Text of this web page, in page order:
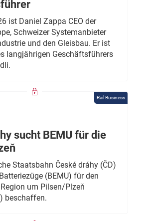
ist Daniel Zappa CEO der
Schweizer Systemanbieter
und den Gleisbau. Er ist
langjährigen Geschäftsführers
Rail Business
sucht BEMU für die
Staatsbahn České dráhy (ČD)
(BEMU) für den
um Pilsen/Plzeň
beschaffen.